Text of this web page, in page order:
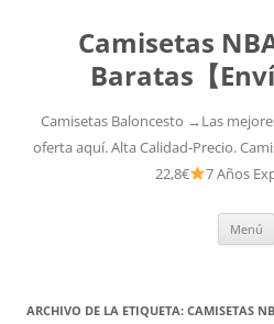
Camisetas
Baratas【
Camisetas Baloncesto →Las
oferta aquí. Alta Calidad-Precio.
22,8€
7 Años
Menú
ARCHIVO DE LA ETIQUETA: CAMISETAS